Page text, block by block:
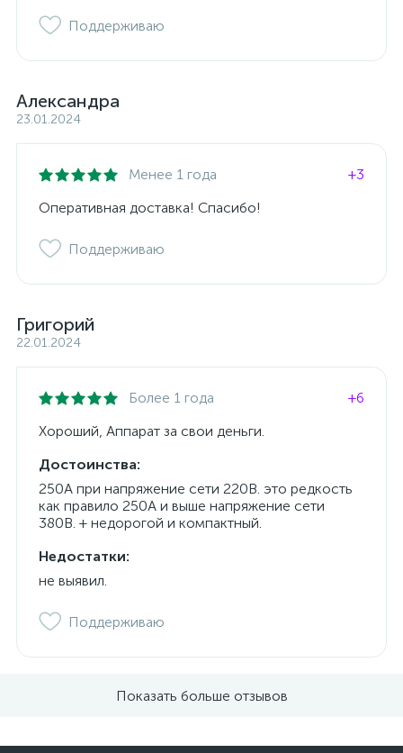
Поддерживаю
Александра
23.01.2024
Менее 1 года
+3
Оперативная доставка! Спасибо!
Поддерживаю
Григорий
22.01.2024
Более 1 года
+6
Хороший, Аппарат за свои деньги.
Достоинства:
250А при напряжение сети 220В. это редкость
как правило 250А и выше напряжение сети
380В. + недорогой и компактный.
Недостатки:
не выявил.
Поддерживаю
Показать больше отзывов